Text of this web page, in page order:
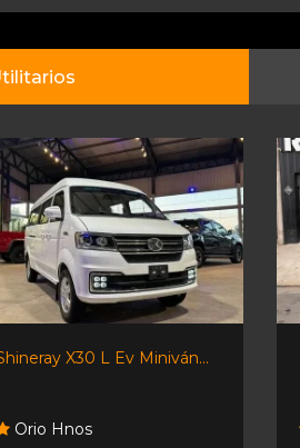
X30 L Ev Miniván...
Orio Hnos